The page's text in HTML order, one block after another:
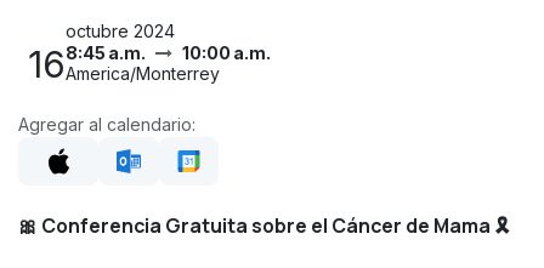
16
octubre 2024
8:45 a.m.
10:00 a.m.
America/Monterrey
Agregar al calendario:
🎀 Conferencia Gratuita sobre el Cáncer de Mama 🎗️